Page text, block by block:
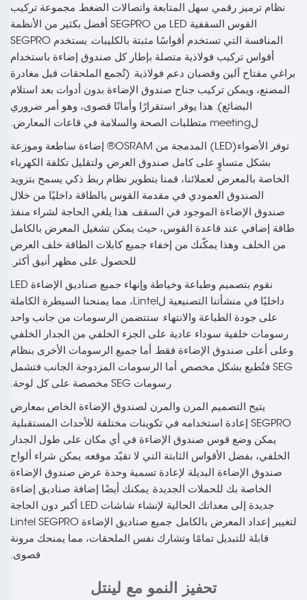
نظام ترميز رقمي سهل المتابعة واتصالات الضغط. مجموعة تركيب
القوس السقفية LED من SEGPRO أفضل بكثير من الأنظمة
المنافسة التي تستخدم أقواسًا مثبتة بالكليبات. يستخدم SEGPRO
أقواس تركيب فولاذية متصلة بإطار كل صندوق إضاءة باستخدام
براغي مفتاح آلين وقضبان دعم فولاذية. (تُجمع الملحقات قبل مغادرة
المصنع، ويمكن تركيب جناح صندوق الإضاءة بدون أدوات بعد استلام
البضائع). هذا يوفر استقرارًا وأمانًا قصوى، وهو أمر ضروري
لmeeting متطلبات الصحة والسلامة في قاعات المعارض.
توفر الأضواء(LED) المدمجة من OSRAM® إضاءة ساطعة وموزعة
بشكل متساوٍ على كامل صندوق العرض. ولتقليل تكلفة الكهرباء
الخاصة بالمعرض لعملائنا، قمنا بتطوير نظام ربط ذكي يسمح بتزويد
الصندوق العمودي في مقدمة القوس بالطاقة داخليًا من خلال
صندوق الإضاءة الموجود في السقف. هذا يلغي الحاجة لشراء منفذ
طاقة إضافي عند قاعدة القوس، حيث يمكن تشغيل المعرض بالكامل
من الخلف. وهذا يمكّنك من إخفاء جميع كابلات الطاقة خلف العرض
للحصول على مظهر أنيق أكثر.
نقوم بتصميم وطباعة وخياطة وإنهاء جميع صناديق الإضاءة LED
داخليًا في منشأتنا التصنيعية لLintel، مما يمنحنا السيطرة الكاملة
على جودة الطباعة والانتهاء. ستتضمن الرسومات من جانب واحد
رسومات خلفية سوداء عادية على الجزء الخلفي من الجدار الخلفي
وعلى أعلى صندوق الإضاءة فقط. أما جميع الرسومات الأخرى بنظام
SEG فتُطبع بشكل مخصص. أما الرسومات المزدوجة الجانب فتشمل
رسومات SEG مخصصة على كل لوحة.
يتيح التصميم المرن والمرن لصندوق الإضاءة الخاص بمعارض
SEGPRO إعادة استخدامه في تكوينات مختلفة للأحداث المستقبلية.
يمكن وضع قوس صندوق الإضاءة في أي مكان على طول الجدار
الخلفي، بفضل الأقواس الثابتة التي لا تقيّد موقعه. يمكن شراء ألواح
صندوق الإضاءة البديلة لإعادة تسمية وحدة عرض صندوق الإضاءة
الخاصة بك للحملات الجديدة. يمكنك أيضًا إضافة صناديق إضاءة
جديدة إلى معداتك الحالية لإنشاء شاشات LED أكبر دون الحاجة
لتغيير إعداد المعرض بالكامل. جميع صناديق الإضاءة Lintel SEGPRO
قابلة للتبديل تمامًا وتشارك نفس الملحقات، مما يمنحك مرونة
قصوى.
تحفيز النمو مع لينتل